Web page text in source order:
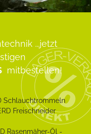
...jetzt
mitbestellen!